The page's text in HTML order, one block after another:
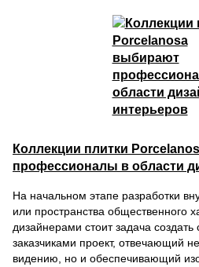
Коллекции плитки
профессионалы в области
На начальном этапе разработки
или пространства общественного
дизайнерами стоит задача создать
заказчиками проект, отвечающий
видению, но и обеспечивающий